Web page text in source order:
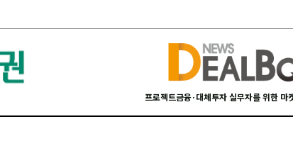
프로젝트금융·대체투자 실무자를 위한 마